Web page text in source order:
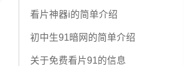
看片神器i的简单介绍
初中生91暗网的简单介绍
关于免费看片91的信息